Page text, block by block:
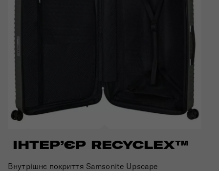
ІНТЕРʼЄР RECYCLEX™
Внутрішнє покриття Samsonite Upscape